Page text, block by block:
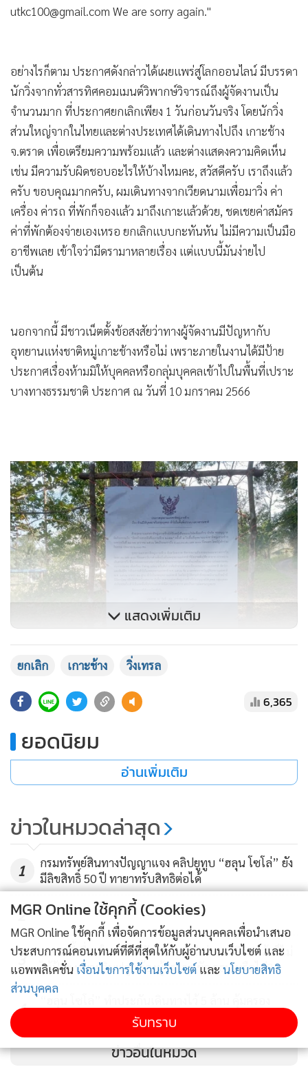
utkc100@gmail.com We are sorry again."
อย่างไรก็ตาม ประกาศดังกล่าวได้เผยแพร่สู่โลกออนไลน์ มีบรรดา
นักวิ่งจากทั่วสารทิศคอมเมนต์วิพากษ์วิจารณ์ถึงผู้จัดงานเป็น
จำนวนมาก ที่ประกาศยกเลิกเพียง 1 วันก่อนวันจริง โดยนักวิ่ง
ส่วนใหญ่จากในไทยและต่างประเทศได้เดินทางไปถึง เกาะช้าง
จ.ตราด เพื่อเตรียมความพร้อมแล้ว และต่างแสดงความคิดเห็น
เช่น มีความรับผิดชอบอะไรให้บ้างไหมคะ, สวัสดีครับ เราถึงแล้ว
ครับ ขอบคุณมากครับ, ผมเดินทางจากเวียดนามเพื่อมาวิ่ง ค่า
เครื่อง ค่ารถ ที่พักก็จองแล้ว มาถึงเกาะแล้วด้วย, ชดเชยค่าสมัคร
ค่าที่พักต้องจ่ายเองเหรอ ยกเลิกแบบกะทันหัน ไม่มีความเป็นมือ
อาชีพเลย เข้าใจว่ามีดรามาหลายเรื่อง แต่แบบนี้มันง่ายไป
เป็นต้น
นอกจากนี้ มีชาวเน็ตตั้งข้อสงสัยว่าทางผู้จัดงานมีปัญหากับ
อุทยานแห่งชาติหมู่เกาะช้างหรือไม่ เพราะภายในงานได้มีป้าย
ประกาศเรื่องห้ามมิให้บุคคลหรือกลุ่มบุคคลเข้าไปในพื้นที่เปราะ
บางทางธรรมชาติ ประกาศ ณ วันที่ 10 มกราคม 2566
แสดงเพิ่มเติม
ยกเลิก เกาะช้าง วิ่งเทรล
6,365
ยอดนิยม
อ่านเพิ่มเติม
ข่าวในหมวดล่าสุด
1
กรมทรัพย์สินทางปัญญาแจง คลิปยูทูบ “ฮลุน โซโล่” ยัง
มีลิขสิทธิ์ 50 ปี ทายาทรับสิทธิต่อได้
2
3
1 ส.ค.นี้เชื่อมใบสั่งค้างกับขนส่งฯ ถึงจ่ายภาษีรถแล้วก็ไม่
ได้ป้าย ทนายอินฟลูฯ ร้องผู้ตรวจฯ ขัด รธน.หรือไม่?
4
ข่าวอื่นในหมวด
MGR Online ใช้คุกกี้ (Cookies)
MGR Online ใช้คุกกี้ เพื่อจัดการข้อมูลส่วนบุคคลเพื่อนำเสนอ
ประสบการณ์คอนเทนต์ที่ดีที่สุดให้กับผู้อ่านบนเว็บไซต์ และ
แอพพลิเคชั่น เงื่อนไขการใช้งานเว็บไซต์ และ นโยบายสิทธิ
ส่วนบุคคล
รับทราบ